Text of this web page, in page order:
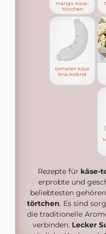
mango-käse-
törtchen
tomaten käse
knäckebrot
Rezepte für käse-
erprobte und
beliebtesten
törtchen. Es sind
die traditionelle
verbinden. Lecker